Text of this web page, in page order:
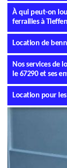
À qui peut-on
ferrailles à
Location de
Nos services de
le 67290 et ses
Location pour